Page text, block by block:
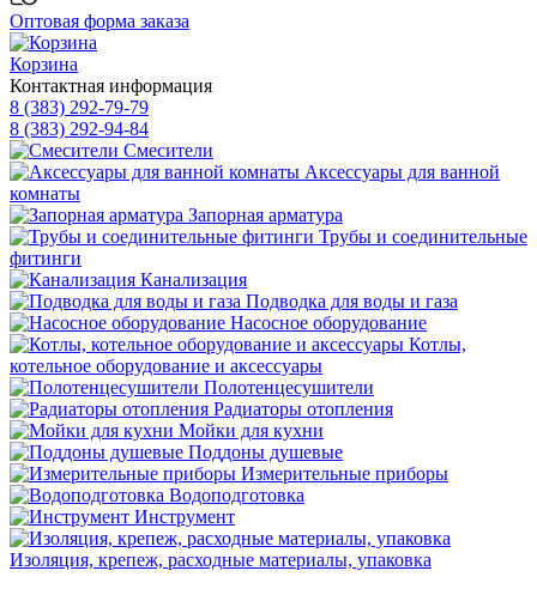
Оптовая форма заказа
Корзина
Контактная информация
8 (383) 292-79-79
8 (383) 292-94-84
Смесители
Аксессуары для ванной
комнаты
Запорная арматура
Трубы и соединительные
фитинги
Канализация
Подводка для воды и газа
Насосное оборудование
Котлы,
котельное оборудование и аксессуары
Полотенцесушители
Радиаторы отопления
Мойки для кухни
Поддоны душевые
Измерительные приборы
Водоподготовка
Инструмент
Изоляция, крепеж, расходные материалы, упаковка